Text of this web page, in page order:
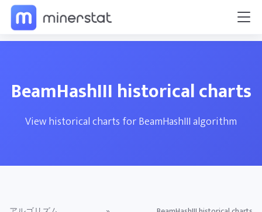
BeamHashIII historical charts
View historical charts for BeamHashIII algorithm